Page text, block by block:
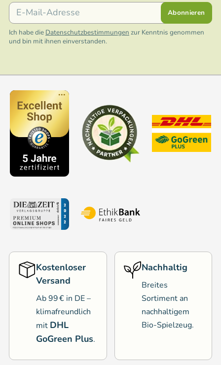
E-Mail
Abonnieren
Ich habe die Datenschutzbestimmungen zur Kenntnis genommen
und bin mit ihnen einverstanden.
Kostenloser
Versand
Ab 99 € in DE –
klimafreundlich
mit DHL
GoGreen Plus.
Nachhaltig
Breites
Sortiment an
nachhaltigem
Bio-Spielzeug.